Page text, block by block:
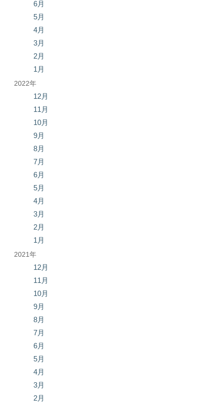
6月
5月
4月
3月
2月
1月
2022年
12月
11月
10月
9月
8月
7月
6月
5月
4月
3月
2月
1月
2021年
12月
11月
10月
9月
8月
7月
6月
5月
4月
3月
2月